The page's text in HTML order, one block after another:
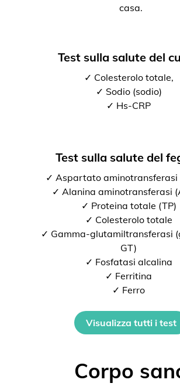
casa.
Test sulla salute del
✓ Colesterolo totale,
✓ Sodio (sodio)
✓ Hs-CRP
Test sulla salute del
✓ Aspartato aminotransferasi
✓ Alanina aminotransferasi
✓ Proteina totale (TP)
✓ Colesterolo totale
✓ Gamma-glutamiltransferasi
GT)
✓ Fosfatasi alcalina
✓ Ferritina
✓ Ferro
Visualizza tutti i test
Corpo